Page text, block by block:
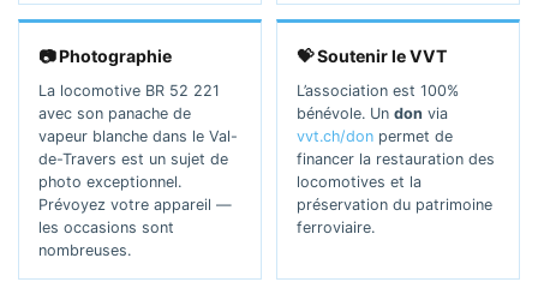
📷 Photographie
La locomotive BR 52 221
avec son panache de
vapeur blanche dans le Val-
de-Travers est un sujet de
photo exceptionnel.
Prévoyez votre appareil —
les occasions sont
nombreuses.
💝 Soutenir le VVT
L’association est 100%
bénévole. Un don via
vvt.ch/don permet de
financer la restauration des
locomotives et la
préservation du patrimoine
ferroviaire.